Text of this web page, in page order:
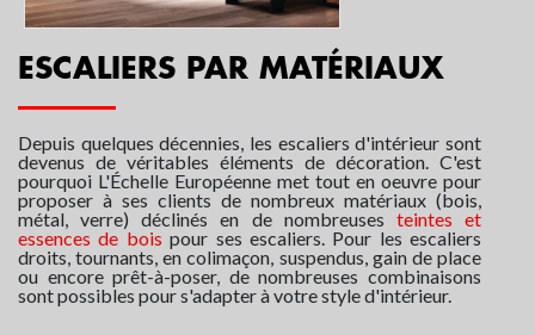
ESCALIERS PAR MATÉRIAUX
Depuis quelques décennies, les escaliers d'intérieur sont
devenus de véritables éléments de décoration. C'est
pourquoi L'Échelle Européenne met tout en oeuvre pour
proposer à ses clients de nombreux matériaux (bois,
métal, verre) déclinés en de nombreuses teintes et
essences de bois pour ses escaliers. Pour les escaliers
droits, tournants, en colimaçon, suspendus, gain de place
ou encore prêt-à-poser, de nombreuses combinaisons
sont possibles pour s'adapter à votre style d'intérieur.